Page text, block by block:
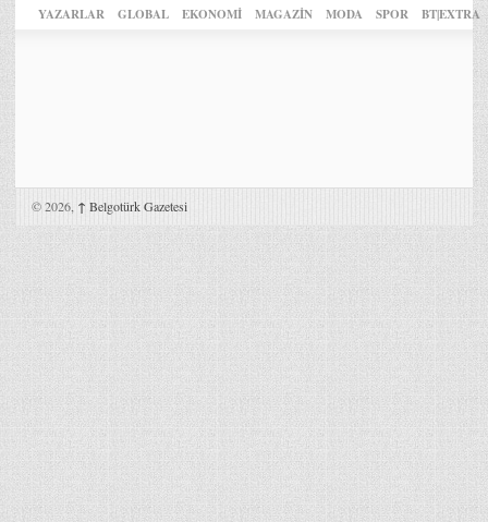
YAZARLAR GLOBAL EKONOMİ MAGAZİN MODA SPOR BT|EXTRA
© 2026, ↑ Belgotürk Gazetesi